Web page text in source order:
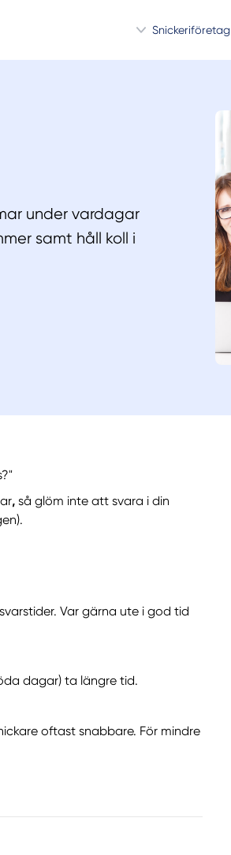
Snickeriföretag
under vardagar
samt håll koll i
, så glöm inte att svara i din
Var gärna ute i god tid
dagar) ta längre tid.
oftast snabbare. För mindre